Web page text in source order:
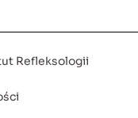
Refleksologii